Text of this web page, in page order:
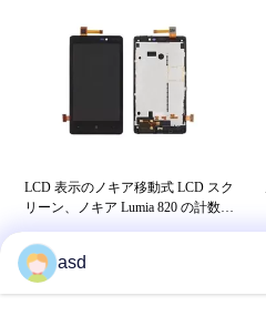
LCD 表示のノキア移動式 LCD スク
リーン、ノキア Lumia 820 の計数化
札
asd